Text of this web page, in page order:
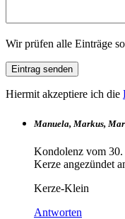
Wir prüfen alle Einträge
Hiermit akzeptiere ich die
Manuela, Markus,
Kondolenz vom 30.
Kerze angezündet
Kerze-Klein
Antworten